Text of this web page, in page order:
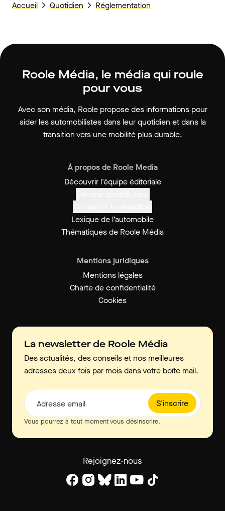
Accueil Quotidien Réglementation
Roole Média, le média qui roule
pour vous
Avec son média, Roole propose des informations pour
aider les automobilistes dans leur quotidien et dans la
transition vers une mobilité plus durable.
À propos de Roole Media
Découvrir l'équipe éditoriale
Lexique de l’automobile
Thématiques de Roole Média
Mentions juridiques
Mentions légales
Charte de confidentialité
Cookies
La newsletter de Roole Média
Des actualités, des conseils et nos meilleures
adresses deux fois par mois dans votre boîte mail.
S'inscrire
Adresse email
Vous pourrez à tout moment vous désinscrire.
Rejoignez-nous